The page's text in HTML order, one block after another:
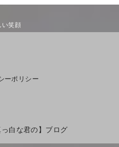
い笑顔
ーポリシー
っ白な君の】ブログ